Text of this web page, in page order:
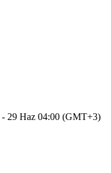
- 29 Haz 04:00 (GMT+3)